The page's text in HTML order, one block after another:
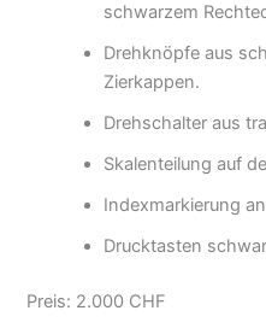
schwarzem
Drehknöpfe aus
Zierkappen.
Drehschalter aus
Skalenteilung auf
Indexmarkierung
Drucktasten
Preis: 2.000 CHF